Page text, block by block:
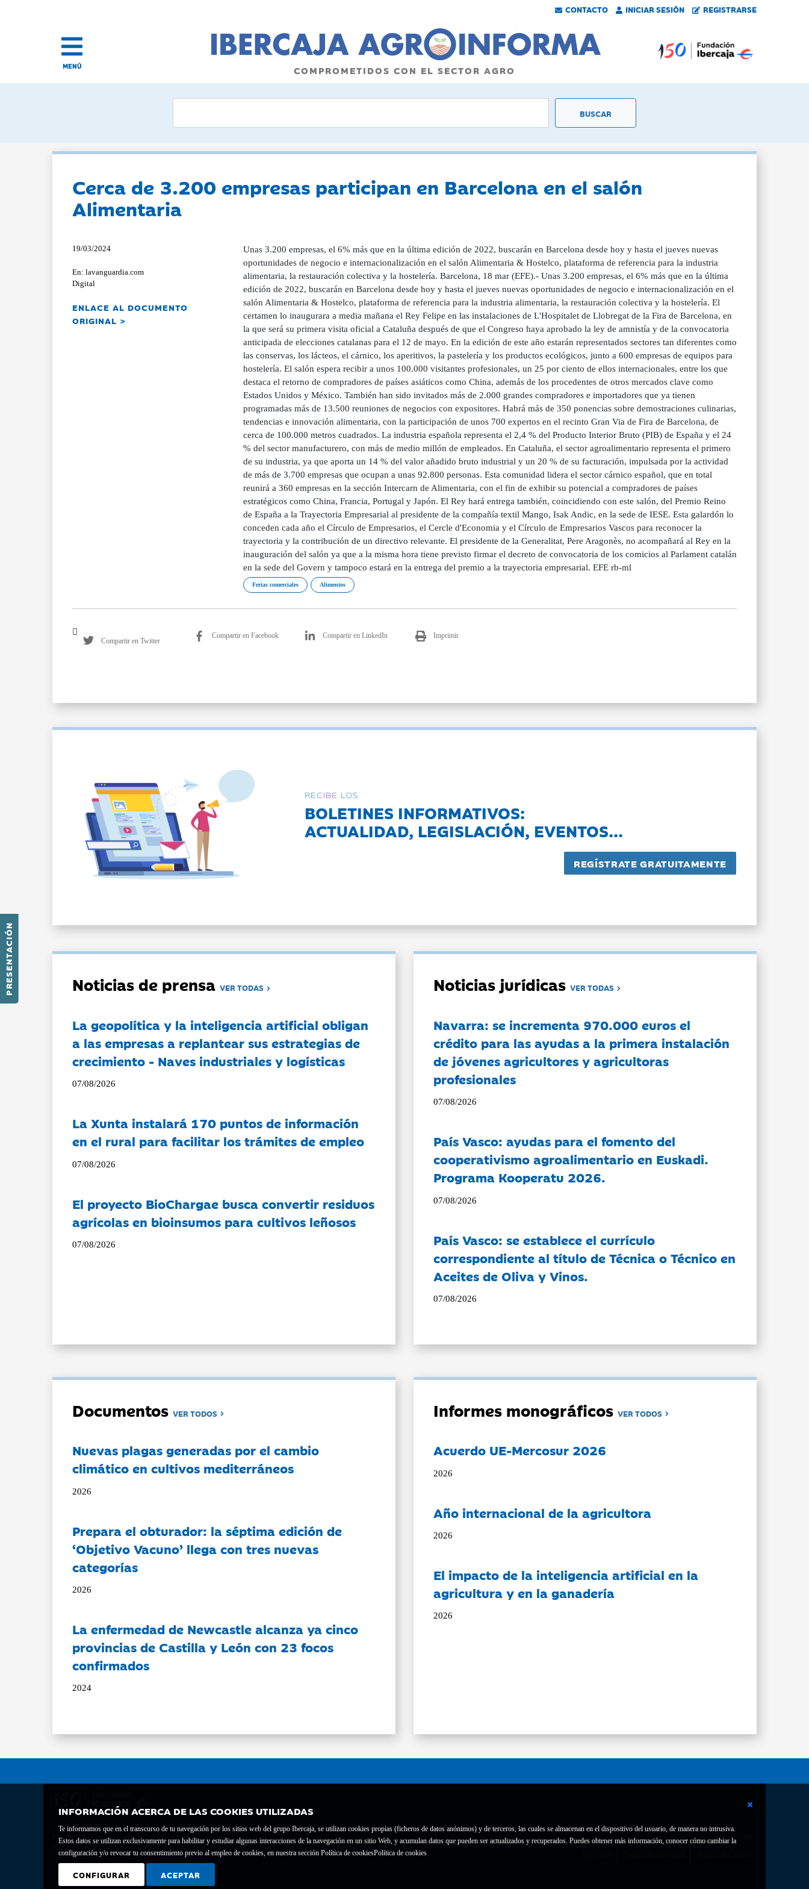
CONTACTO INICIAR SESIÓN REGISTRARSE
PRESENTACIÓN
MENÚ COMPROMETIDOS CON EL SECTOR AGRO
INFORMACIÓN ACERCA DE LAS COOKIES UTILIZADAS
Te informamos que en el transcurso de tu navegación por los sitios web del grupo Ibercaja, se utilizan cookies propias (ficheros de datos anónimos) y de terceros, las cuales se almacenan en el dispositivo del usuario, de manera no intrusiva.
Estos datos se utilizan exclusivamente para habilitar y estudiar algunas interacciones de la navegación en un sitio Web, y acumulan datos que pueden ser actualizados y recuperados. Puedes obtener más información, conocer cómo cambiar la
configuración y/o revocar tu consentimiento previo al empleo de cookies, en nuestra sección Política de cookiesPolítica de cookies
CONFIGURAR ACEPTAR
Cerca de 3.200 empresas participan en Barcelona en el salón
Alimentaria
19/03/2024
En: lavanguardia.com
Digital
ENLACE AL DOCUMENTO
ORIGINAL >
Unas 3.200 empresas, el 6% más que en la última edición de 2022, buscarán en Barcelona desde hoy y hasta el jueves nuevas
oportunidades de negocio e internacionalización en el salón Alimentaria & Hostelco, plataforma de referencia para la industria
alimentaria, la restauración colectiva y la hostelería. Barcelona, 18 mar (EFE).- Unas 3.200 empresas, el 6% más que en la última
edición de 2022, buscarán en Barcelona desde hoy y hasta el jueves nuevas oportunidades de negocio e internacionalización en el
salón Alimentaria & Hostelco, plataforma de referencia para la industria alimentaria, la restauración colectiva y la hostelería. El
certamen lo inaugurara a media mañana el Rey Felipe en las instalaciones de L'Hospitalet de Llobregat de la Fira de Barcelona, en
la que será su primera visita oficial a Cataluña después de que el Congreso haya aprobado la ley de amnistía y de la convocatoria
anticipada de elecciones catalanas para el 12 de mayo. En la edición de este año estarán representados sectores tan diferentes como
las conservas, los lácteos, el cárnico, los aperitivos, la pastelería y los productos ecológicos, junto a 600 empresas de equipos para
hostelería. El salón espera recibir a unos 100.000 visitantes profesionales, un 25 por ciento de ellos internacionales, entre los que
destaca el retorno de compradores de países asiáticos como China, además de los procedentes de otros mercados clave como
Estados Unidos y México. También han sido invitados más de 2.000 grandes compradores e importadores que ya tienen
programadas más de 13.500 reuniones de negocios con expositores. Habrá más de 350 ponencias sobre demostraciones culinarias,
tendencias e innovación alimentaria, con la participación de unos 700 expertos en el recinto Gran Via de Fira de Barcelona, de
cerca de 100.000 metros cuadrados. La industria española representa el 2,4 % del Producto Interior Bruto (PIB) de España y el 24
% del sector manufacturero, con más de medio millón de empleados. En Cataluña, el sector agroalimentario representa el primero
de su industria, ya que aporta un 14 % del valor añadido bruto industrial y un 20 % de su facturación, impulsada por la actividad
de más de 3.700 empresas que ocupan a unas 92.800 personas. Esta comunidad lidera el sector cárnico español, que en total
reunirá a 360 empresas en la sección Intercarn de Alimentaria, con el fin de exhibir su potencial a compradores de países
estratégicos como China, Francia, Portugal y Japón. El Rey hará entrega también, coincidiendo con este salón, del Premio Reino
de España a la Trayectoria Empresarial al presidente de la compañía textil Mango, Isak Andic, en la sede de IESE. Esta galardón lo
conceden cada año el Círculo de Empresarios, el Cercle d'Economia y el Círculo de Empresarios Vascos para reconocer la
trayectoria y la contribución de un directivo relevante. El presidente de la Generalitat, Pere Aragonès, no acompañará al Rey en la
inauguración del salón ya que a la misma hora tiene previsto firmar el decreto de convocatoria de los comicios al Parlament catalán
en la sede del Govern y tampoco estará en la entrega del premio a la trayectoria empresarial. EFE rb-ml
Ferias comerciales Alimentos
Compartir en Twitter
Compartir en Facebook Compartir en LinkedIn Imprimir
RECIBE LOS
BOLETINES INFORMATIVOS:
ACTUALIDAD, LEGISLACIÓN, EVENTOS...
Noticias de prensaVER TODAS
La geopolítica y la inteligencia artificial obligan
a las empresas a replantear sus estrategias de
crecimiento - Naves industriales y logísticas
07/08/2026
La Xunta instalará 170 puntos de información
en el rural para facilitar los trámites de empleo
07/08/2026
El proyecto BioChargae busca convertir residuos
agrícolas en bioinsumos para cultivos leñosos
07/08/2026
Noticias jurídicasVER TODAS
Navarra: se incrementa 970.000 euros el
crédito para las ayudas a la primera instalación
de jóvenes agricultores y agricultoras
profesionales
07/08/2026
País Vasco: ayudas para el fomento del
cooperativismo agroalimentario en Euskadi.
Programa Kooperatu 2026.
07/08/2026
País Vasco: se establece el currículo
correspondiente al título de Técnica o Técnico en
Aceites de Oliva y Vinos.
07/08/2026
DocumentosVER TODOS
Nuevas plagas generadas por el cambio
climático en cultivos mediterráneos
2026
Prepara el obturador: la séptima edición de
‘Objetivo Vacuno’ llega con tres nuevas
categorías
2026
La enfermedad de Newcastle alcanza ya cinco
provincias de Castilla y León con 23 focos
confirmados
2024
Informes monográficosVER TODOS
Acuerdo UE-Mercosur 2026
2026
Año internacional de la agricultora
2026
El impacto de la inteligencia artificial en la
agricultura y en la ganadería
2026
Fundación Bancaria Ibercaja C.I.F. G-50000652.
Inscrita en el Registro de Fundaciones del Mº de Educación, Cultura y Deporte con el nº 1689.
Domicilio social: Joaquín Costa, 13. 50001 Zaragoza.
Contacto Declaración de accesibilidad